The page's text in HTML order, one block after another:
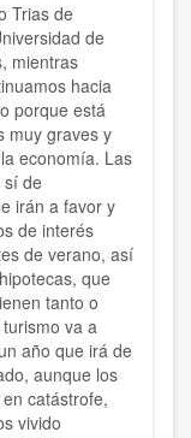
Trias de
de
mientras
hacia
porque está
muy graves y
economía. Las
sí de
irán a favor y
de interés
de verano, así
que
tanto o
va a
año que irá de
aunque los
catástrofe,
vivido